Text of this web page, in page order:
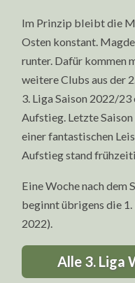
Im Prinzip bleibt die
Osten konstant.
runter. Dafür kommen
weitere Clubs aus der
3. Liga Saison 2022/
Aufstieg. Letzte
einer fantastischen
Aufstieg stand
Eine Woche nach dem
beginnt übrigens die
2022).
Alle 3. Liga